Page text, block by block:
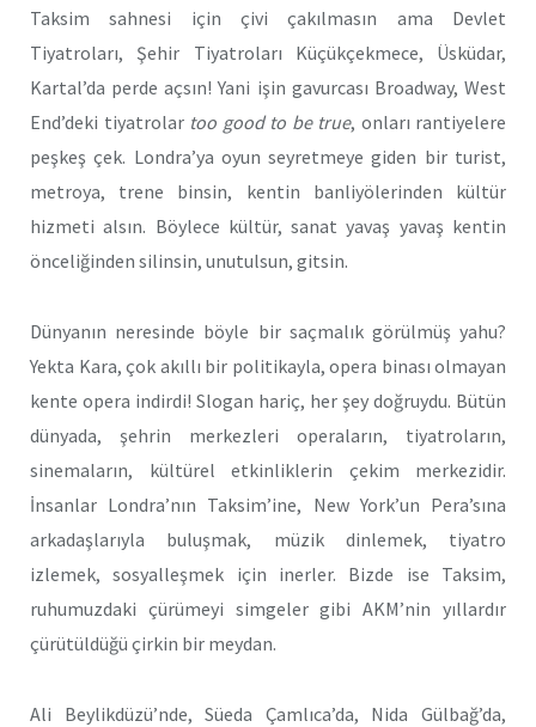
Taksim sahnesi için çivi çakılmasın ama Devlet
Tiyatroları, Şehir Tiyatroları Küçükçekmece, Üsküdar,
Kartal’da perde açsın! Yani işin gavurcası Broadway, West
End’deki tiyatrolar too good to be true, onları rantiyelere
peşkeş çek. Londra’ya oyun seyretmeye giden bir turist,
metroya, trene binsin, kentin banliyölerinden kültür
hizmeti alsın. Böylece kültür, sanat yavaş yavaş kentin
önceliğinden silinsin, unutulsun, gitsin.
Dünyanın neresinde böyle bir saçmalık görülmüş yahu?
Yekta Kara, çok akıllı bir politikayla, opera binası olmayan
kente opera indirdi! Slogan hariç, her şey doğruydu. Bütün
dünyada, şehrin merkezleri operaların, tiyatroların,
sinemaların, kültürel etkinliklerin çekim merkezidir.
İnsanlar Londra’nın Taksim’ine, New York’un Pera’sına
arkadaşlarıyla buluşmak, müzik dinlemek, tiyatro
izlemek, sosyalleşmek için inerler. Bizde ise Taksim,
ruhumuzdaki çürümeyi simgeler gibi AKM’nin yıllardır
çürütüldüğü çirkin bir meydan.
Ali Beylikdüzü’nde, Süeda Çamlıca’da, Nida Gülbağ’da,